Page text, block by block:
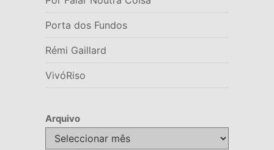
Porta dos Fundos
Rémi Gaillard
VivóRiso
Arquivo
Arquivo